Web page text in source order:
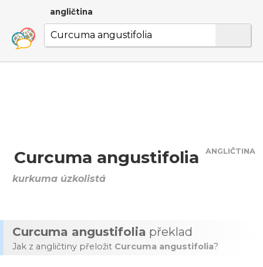
angličtina
Curcuma angustifolia ANGLIČTINA
kurkuma úzkolistá
Curcuma angustifolia překlad
Jak z angličtiny přeložit Curcuma angustifolia?